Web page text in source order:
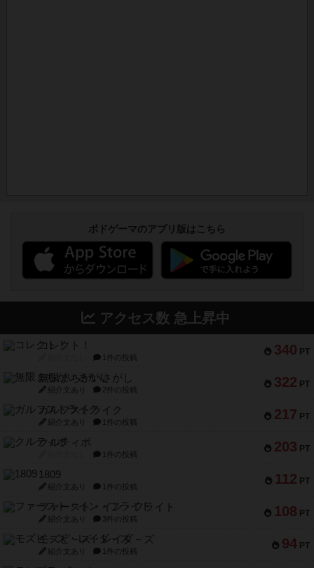
ボドゲーマのアプリ版はこちら
アクセス数 急上昇中
340 PT
コレクト！
1件の投稿
322 PT
無限まちがいさがし
紹介文あり 2件の投稿
217 PT
ガルフストライク
紹介文あり 1件の投稿
203 PT
クルティボ
1件の投稿
112 PT
1809
紹介文あり 1件の投稿
108 PT
ファースト・イン・フライト
紹介文あり 3件の投稿
94 PT
モズビ－ズ・レイダ－ズ
紹介文あり 1件の投稿